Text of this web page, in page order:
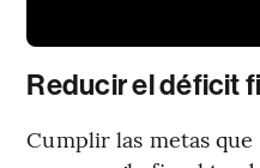
Reducir el déficit
Cumplir las metas